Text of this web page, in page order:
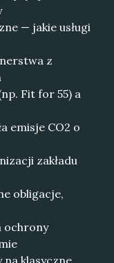
— jakie usługi
z
Fit for 55) a
emisje CO2 o
zakładu
obligacje,
ochrony
na klasyczne